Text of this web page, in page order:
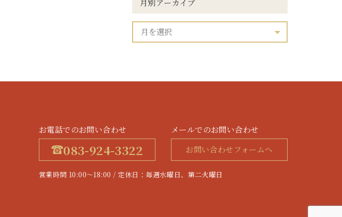
月別アーカイブ
お電話でのお問い合わせ
083-924-3322
メールでのお問い合わせ
お問い合わせフォームへ
営業時間 10:00～18:00 / 定休日：毎週水曜日、第二火曜日